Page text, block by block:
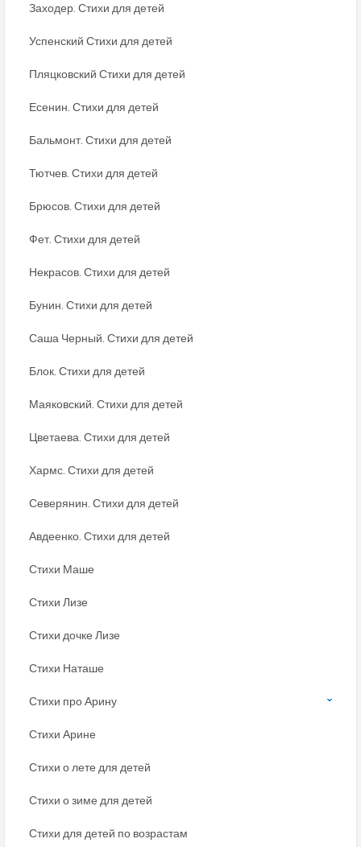
Заходер. Стихи для детей
Успенский Стихи для детей
Пляцковский Стихи для детей
Есенин. Стихи для детей
Бальмонт. Стихи для детей
Тютчев. Стихи для детей
Брюсов. Стихи для детей
Фет. Стихи для детей
Некрасов. Стихи для детей
Бунин. Стихи для детей
Саша Черный. Стихи для детей
Блок. Стихи для детей
Маяковский. Стихи для детей
Цветаева. Стихи для детей
Хармс. Стихи для детей
Северянин. Стихи для детей
Авдеенко. Стихи для детей
Стихи Маше
Стихи Лизе
Стихи дочке Лизе
Стихи Наташе
Стихи про Арину
Стихи Арине
Стихи о лете для детей
Стихи о зиме для детей
Стихи для детей по возрастам